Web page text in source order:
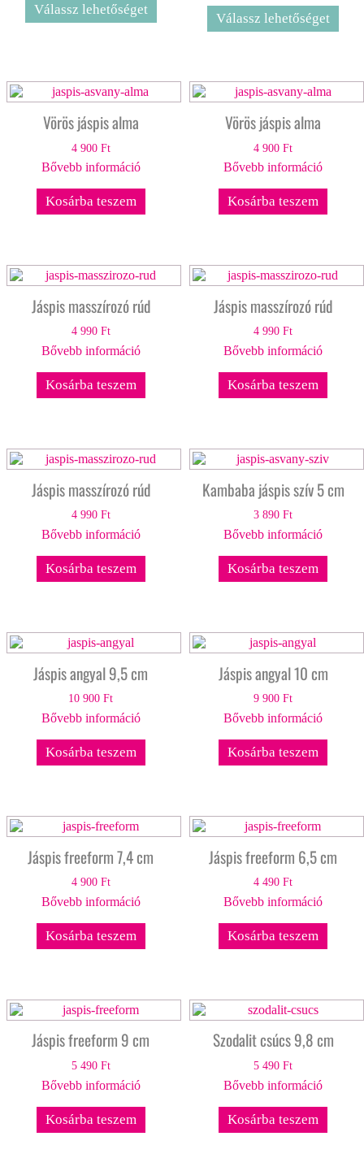
Válassz lehetőséget
Válassz lehetőséget
Vörös jáspis alma
4 900 Ft
Bővebb információ
Kosárba teszem
Vörös jáspis alma
4 900Ft
Bővebb információ
Kosárba teszem
Jáspis masszírozó rúd
4 990 Ft
Bővebb információ
Kosárba teszem
Jáspis masszírozó rúd
4 990Ft
Bővebb információ
Kosárba teszem
Jáspis masszírozó rúd
4 990 Ft
Bővebb információ
Kosárba teszem
Kambaba jáspis szív 5 cm
3 890Ft
Bővebb információ
Kosárba teszem
Jáspis angyal 9,5 cm
10 900Ft
Bővebb információ
Kosárba teszem
Jáspis angyal 10 cm
9 900Ft
Bővebb információ
Kosárba teszem
Jáspis freeform 7,4 cm
4 900 Ft
Bővebb információ
Kosárba teszem
Jáspis freeform 6,5 cm
4 490Ft
Bővebb információ
Kosárba teszem
Jáspis freeform 9 cm
5 490 Ft
Bővebb információ
Kosárba teszem
Szodalit csúcs 9,8 cm
5 490Ft
Bővebb információ
Kosárba teszem